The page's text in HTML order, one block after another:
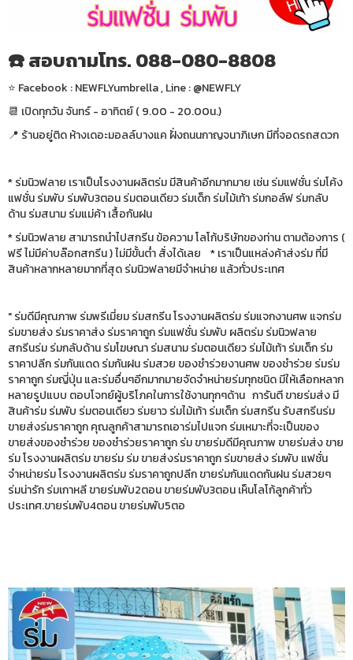
☎️ สอบถามโทร. 088-080-8808
⭐️ Facebook : NEWFLYumbrella , Line : @NEWFLY
📆 เปิดทุกวัน จันทร์ - อาทิตย์ ( 9.00 - 20.00น.)
📍 ร้านอยู่ติด ห้างเดอะมอลล์บางแค ฝั่งถนนกาญจนาภิเษก มีที่จอดรถสดวก
* ร่มนิวฟลาย เราเป็นโรงงานผลิตร่ม มีสินค้าอีกมากมาย เช่น ร่มแฟชั่น ร่มโค้ง
แฟชั่น ร่มพับ ร่มพับ3ตอน ร่มตอนเดียว ร่มเด็ก ร่มไม้เท้า ร่มกอล์ฟ ร่มกลับ
ด้าน ร่มสนาม ร่มแม่ค้า เสื้อกันฝน
* ร่มนิวฟลาย สามารถนำไปสกรีน ข้อความ โลโก้บริษัทของท่าน ตามต้องการ (
ฟรี ไม่มีค่าบล๊อกสกรีน ) ไม่มีขั้นต่ำ สั่งได้เลย * เราเป็นแหล่งค้าส่งร่ม ที่มี
สินค้าหลากหลายมากที่สุด ร่มนิวฟลายมีจำหน่าย แล้วทั่วประเทศ
" ร่มดีมีคุณภาพ ร่มพรีเมี่ยม ร่มสกรีน โรงงานผลิตร่ม ร่มแจกงานศพ แจกร่ม
ร่มขายส่ง ร่มราคาส่ง ร่มราคาถูก ร่มแฟชั่น ร่มพับ ผลิตร่ม ร่มนิวฟลาย
สกรีนร่ม ร่มกลับด้าน ร่มโฆษณา ร่มสนาม ร่มตอนเดียว ร่มไม้เท้า ร่มเด็ก ร่ม
ราคาปลีก ร่มกันแดด ร่มกันฝน ร่มสวย ของชำร่วยงานศพ ของชำร่วย ร่มร่ม
ราคาถูก ร่มญี่ปุ่น และร่มอื่นๆอีกมากมายจัดจำหน่ายร่มทุกชนิด มีให้เลือกหลาก
หลายรูปแบบ ตอบโจทย์ผู้บริโภคในการใช้งานทุกๆด้าน การันตี ขายร่มส่ง มี
สินค้าร่ม ร่มพับ ร่มตอนเดียว ร่มยาว ร่มไม้เท้า ร่มเด็ก ร่มสกรีน รับสกรีนร่ม
ขายส่งร่มราคาถูก คุณลูกค้าสามารถเอาร่มไปแจก ร่มเหมาะที่จะเป็นของ
ขายส่งของชำร่วย ของชำร่วยราคาถูก ร่ม ขายร่มดีมีคุณภาพ ขายร่มส่ง ขาย
ร่ม โรงงานผลิตร่ม ขายร่ม ร่ม ขายส่งร่มราคาถูก ร่มขายส่ง ร่มพับ แฟชั่น
จำหน่ายร่ม โรงงานผลิตร่ม ร่มราคาถูกปลีก ขายร่มกันแดดกันฝน ร่มสวยๆ
ร่มน่ารัก ร่มเกาหลี ขายร่มพับ2ตอน ขายร่มพับ3ตอน เห็นโลโก้ลูกค้าทั่ว
ประเทศ.ขายร่มพับ4ตอน ขายร่มพับ5ตอ